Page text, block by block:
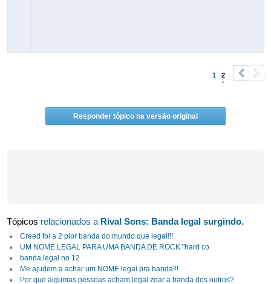
1 2
Responder tópico na versão original
Tópicos relacionados a Rival Sons: Banda legal surgindo.
Creed foi a 2 pior banda do mundo.que legal!!!
UM NOME LEGAL PARA UMA BANDA DE ROCK "hard co
banda legal no 12
Me ajudem a achar um NOME legal pra banda!!!
Por que algumas pessoas acham legal zoar a banda dos outros?